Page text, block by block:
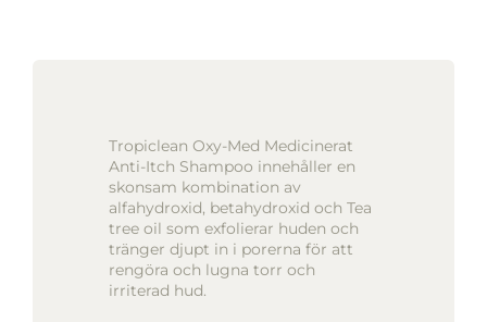
Tropiclean Oxy-Med Medicinerat
Anti-Itch Shampoo innehåller en
skonsam kombination av
alfahydroxid, betahydroxid och Tea
tree oil som exfolierar huden och
tränger djupt in i porerna för att
rengöra och lugna torr och
irriterad hud.